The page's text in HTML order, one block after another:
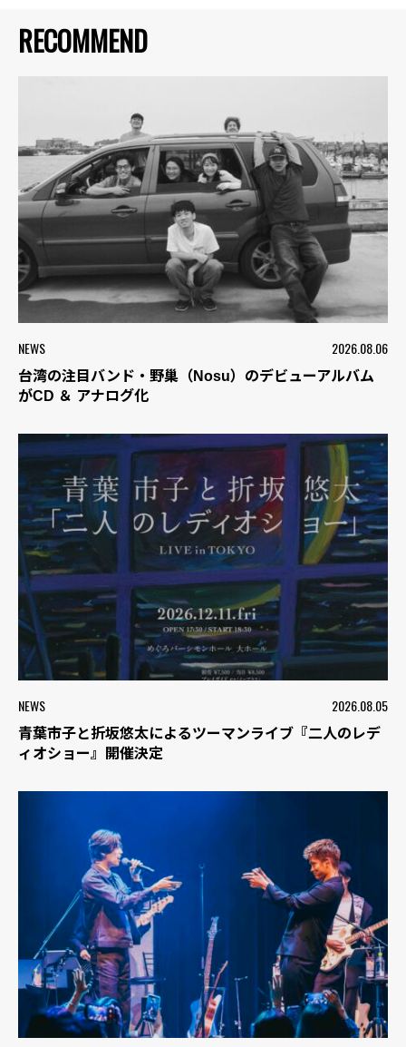
RECOMMEND
NEWS 2026.08.06
台湾の注目バンド・野巢（Nosu）のデビューアルバム
がCD ＆ アナログ化
NEWS 2026.08.05
青葉市子と折坂悠太によるツーマンライブ『二人のレデ
ィオショー』開催決定